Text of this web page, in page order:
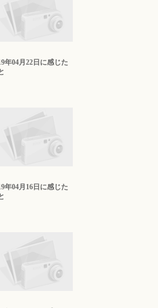
年04月22日に感じた
年04月16日に感じた